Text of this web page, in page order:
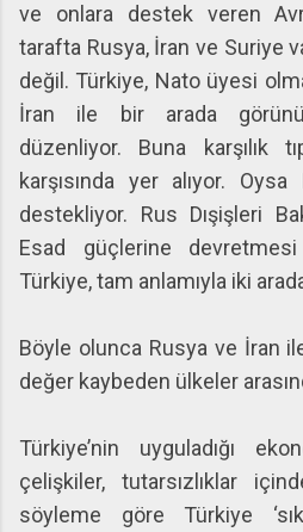
ve onlara destek veren
tarafta Rusya, İran ve Suriye
değil. Türkiye, Nato üyesi
İran ile bir arada
düzenliyor. Buna karşılık
karşısında yer alıyor.
destekliyor. Rus Dışişleri
Esad güçlerine
Türkiye, tam anlamıyla iki
Böyle olunca Rusya ve İran
değer kaybeden ülkeler
Türkiye’nin uyguladığı
çelişkiler, tutarsızlıklar
söyleme göre Türkiye